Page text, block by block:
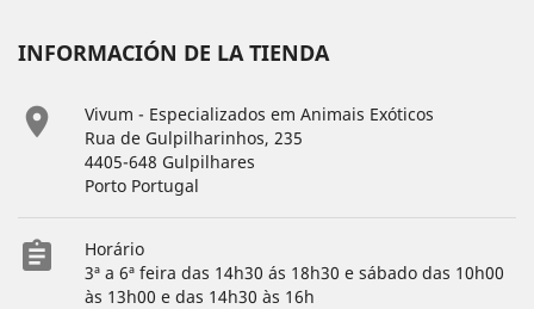
INFORMACIÓN DE LA TIENDA

Vivum - Especializados em Animais Exóticos
Rua de Gulpilharinhos, 235
4405-648 Gulpilhares
Porto Portugal
assignment
Horário
3ª a 6ª feira das 14h30 ás 18h30 e sábado das 10h00
às 13h00 e das 14h30 às 16h